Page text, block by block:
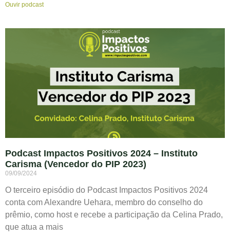
Ouvir podcast
Podcast Impactos Positivos 2024 – Instituto
Carisma (Vencedor do PIP 2023)
09/09/2024
O terceiro episódio do Podcast Impactos Positivos 2024
conta com Alexandre Uehara, membro do conselho do
prêmio, como host e recebe a participação da Celina Prado,
que atua a mais